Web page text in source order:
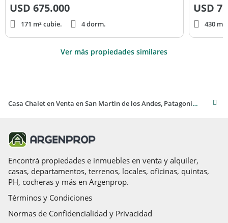
USD 675.000
171 m² cubie. 4 dorm.
USD
430
Ver más propiedades similares
Casa Chalet en Venta en San Martin de los Andes, Patagonia, Argentina
Encontrá propiedades e inmuebles en venta y alquiler,
casas, departamentos, terrenos, locales, oficinas, quintas,
PH, cocheras y más en Argenprop.
Términos y Condiciones
Normas de Confidencialidad y Privacidad